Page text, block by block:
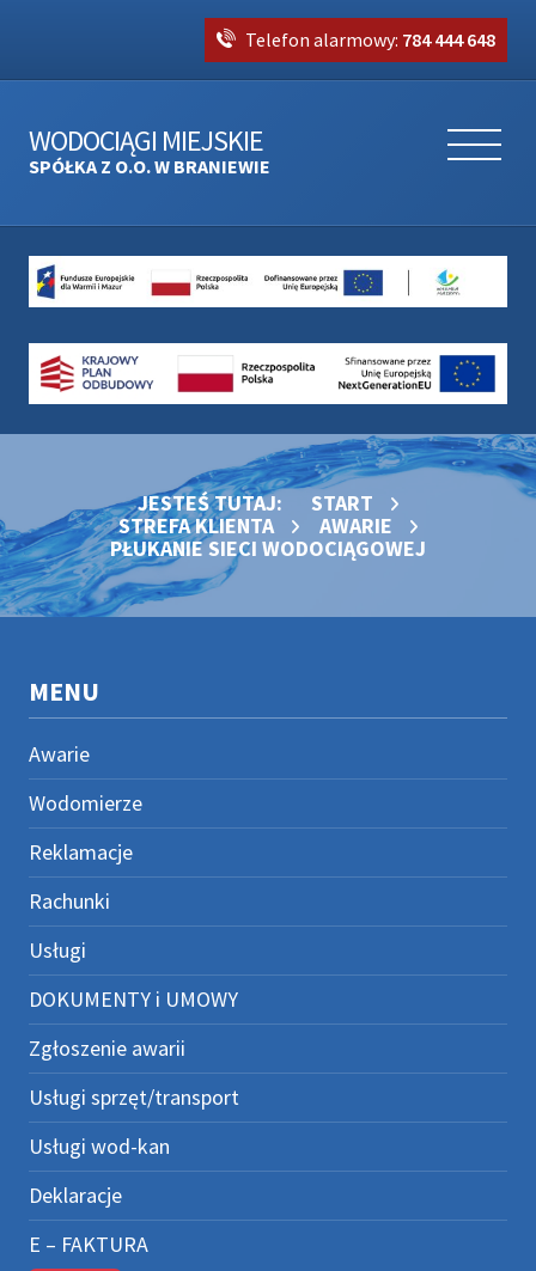
Telefon alarmowy: 784 444 648
WODOCIĄGI MIEJSKIE
SPÓŁKA Z O.O. W BRANIEWIE
JESTEŚ TUTAJ:
START
STREFA KLIENTA
AWARIE
PŁUKANIE SIECI WODOCIĄGOWEJ
MENU
Awarie
Wodomierze
Reklamacje
Rachunki
Usługi
DOKUMENTY i UMOWY
Zgłoszenie awarii
Usługi sprzęt/transport
Usługi wod-kan
Deklaracje
E – FAKTURA